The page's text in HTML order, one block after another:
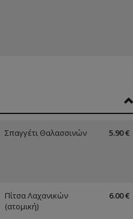
Σπαγγέτι Θαλασσινών 5.90 €
Πίτσα Λαχανικών
(ατομική)
6.00 €